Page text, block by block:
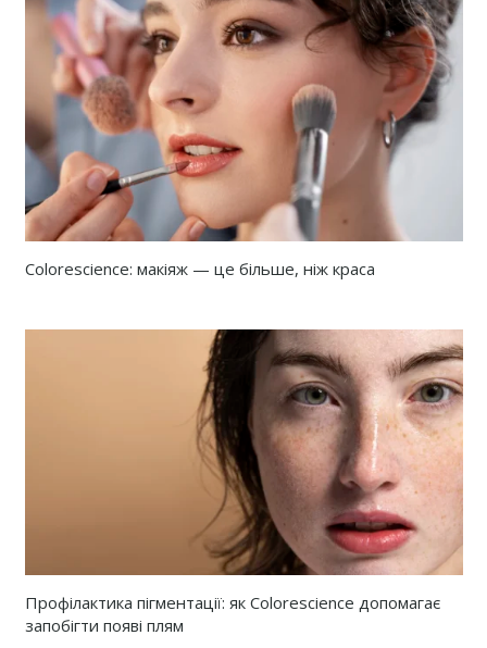
Colorescience: макіяж — це більше, ніж краса
Профілактика пігментації: як Colorescience допомагає
запобігти появі плям